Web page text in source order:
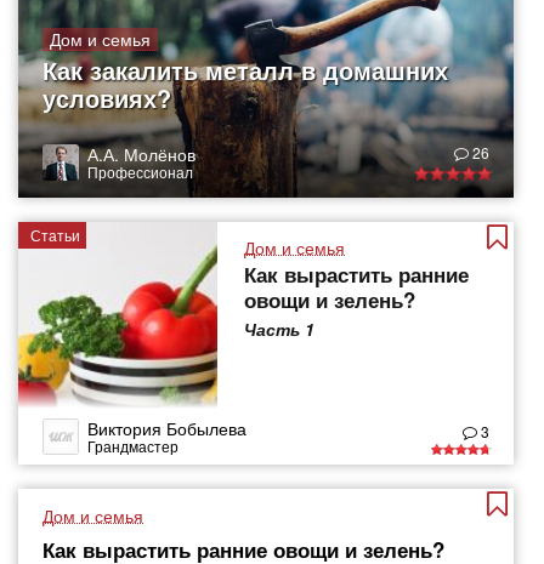
Дом и семья
Как закалить металл в домашних
условиях?
А.А. Молёнов
Профессионал
26
Статьи
Дом и семья
Как вырастить ранние
овощи и зелень?
Часть 1
Виктория Бобылева
Грандмастер
3
Дом и семья
Как вырастить ранние овощи и зелень?